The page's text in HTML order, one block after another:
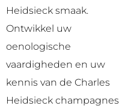
Heidsieck smaak.
Ontwikkel uw
oenologische
vaardigheden en uw
kennis van de Charles
Heidsieck champagnes